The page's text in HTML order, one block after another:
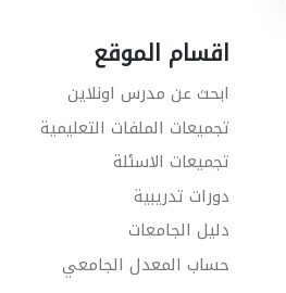
اقسام الموقع
ابحث عن مدرس اونلاين
تجميعات الملفات التعليمية
تجميعات الاسئلة
دورات تدريبية
دليل الجامعات
حساب المعدل الجامعي